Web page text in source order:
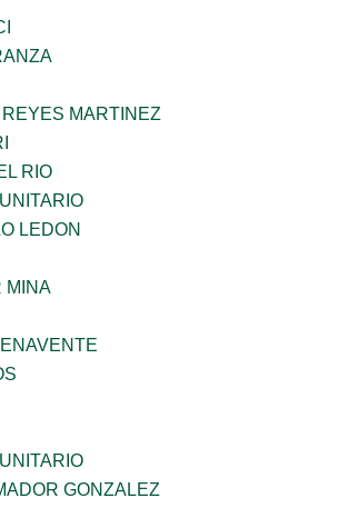
MARTINEZ
RIO
LEDON
MINA
GONZALEZ